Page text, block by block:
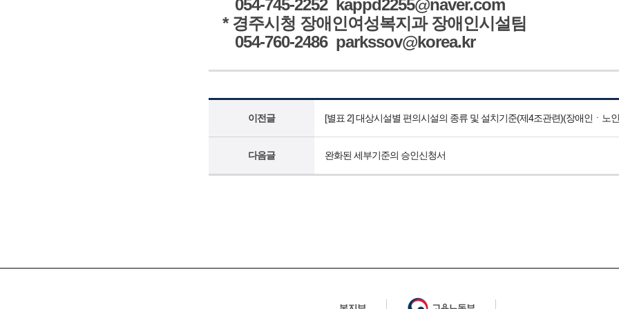
054-745-2252 kappd2255@naver.com
* 경주시청 장애인여성복지과 장애인시설팀
054-760-2486 parkssov@korea.kr
이전글 [별표 2] 대상시설별 편의시설의 종류 및 설치기준(제4조관련)(장애인ㆍ노
다음글 완화된 세부기준의 승인신청서